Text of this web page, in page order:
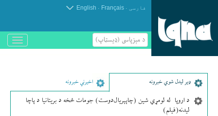
فارسی .
Français
.
English
د مېزپاسى (ډیسټاپ)
باز
و
ډير لیدل شوي خبرونه اخیرني خبرونه
د اروپا له لومړي شین (چاپېریال‌دوست) جومات څخه د بریتانیا د پاچا
لیدنه(فیلم)